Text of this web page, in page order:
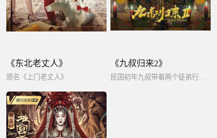
《东北老丈人》
原名《上门老丈人》
《九叔归来2》